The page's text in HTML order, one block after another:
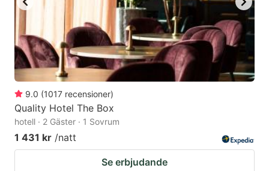
9.0 (1017 recensioner)
Quality Hotel The Box
hotell · 2 Gäster · 1 Sovrum
1 431 kr /natt
Se erbjudande